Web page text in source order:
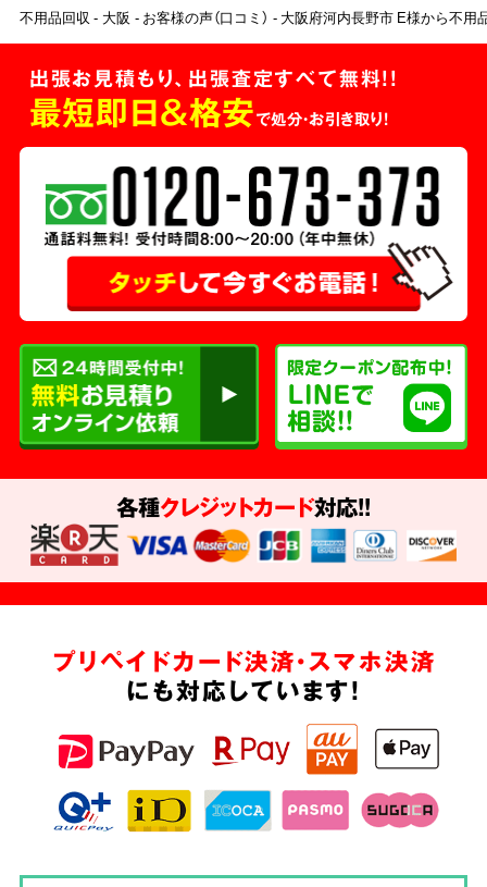
不用品回収 大阪 お客様の声（口コミ） 大阪府河内長野市 E様から不用
出張お見積もり、出張査定すべて無料!!
最短即日＆格安で処分・お引き取り！
各種クレジットカード対応!!
プリペイドカード決済・スマホ決済
にも対応しています!